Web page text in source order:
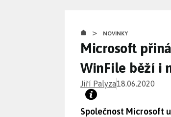
> NOVINKY
Microsoft
WinFile běží i
Jiří Palyza18.06.2020
Společnost Microsoft